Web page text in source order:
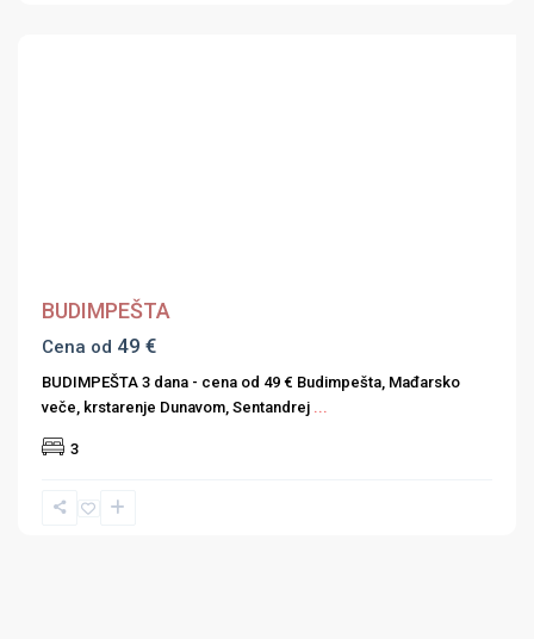
BUDIMPEŠTA
Cena od 49 €
BUDIMPEŠTA 3 dana - cena od 49 € Budimpešta, Mađarsko
veče, krstarenje Dunavom, Sentandrej ...
3